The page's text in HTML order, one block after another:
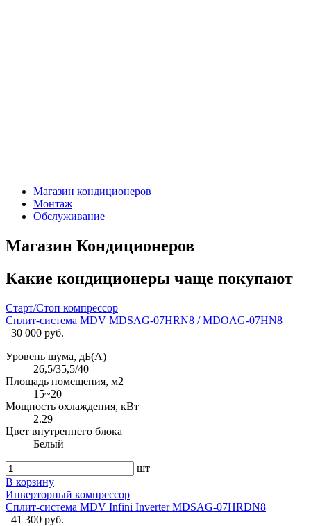
Магазин кондиционеров
Монтаж
Обслуживание
Магазин Кондиционеров
Какие кондиционеры чаще покупают
Старт/Стоп компрессор
Сплит-система MDV MDSAG-07HRN8 / MDOAG-07HN8
30 000 руб.
Уровень шума, дБ(А)
26,5/35,5/40
Площадь помещения, м2
15~20
Мощность охлаждения, кВт
2.29
Цвет внутреннего блока
Белый
шт
В корзину
Инверторный компрессор
Сплит-система MDV Infini Inverter MDSAG-07HRDN8
41 300 руб.